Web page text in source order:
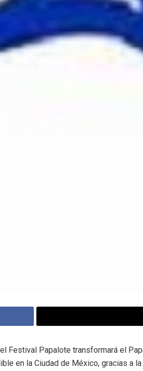
Festival Papalote transformará el
en la Ciudad de México, gracias a